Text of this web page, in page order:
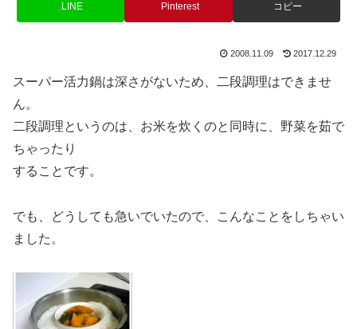
LINE Pinterest コピー
2008.11.09 2017.12.29
スーパー活力鍋は深さがないため、二段調理はできませ
ん。
二段調理というのは、お米を炊くのと同時に、野菜を茹で
ちゃったり
することです。
でも、どうしても急いでいたので、こんなことをしちゃい
ました。